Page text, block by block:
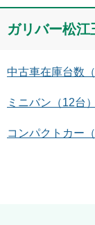
ガリバー松江
中古車在庫台数 （
ミニバン （12台）
コンパクトカー （